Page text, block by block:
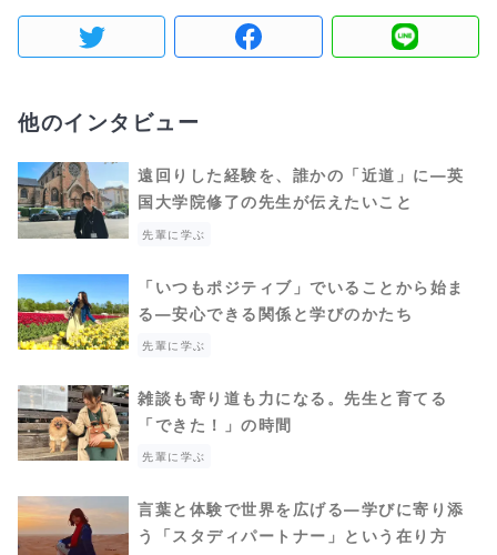
他のインタビュー
遠回りした経験を、誰かの「近道」に―英
国大学院修了の先生が伝えたいこと
先輩に学ぶ
「いつもポジティブ」でいることから始ま
る―安心できる関係と学びのかたち
先輩に学ぶ
雑談も寄り道も力になる。先生と育てる
「できた！」の時間
先輩に学ぶ
言葉と体験で世界を広げる―学びに寄り添
う「スタディパートナー」という在り方